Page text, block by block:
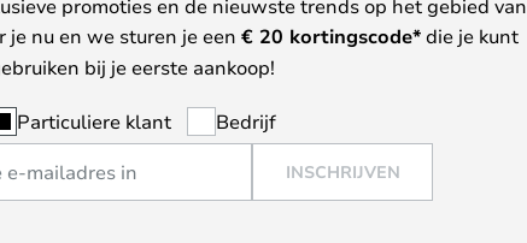
promoties en de nieuwste trends op het gebied van
nu en we sturen je een € 20 kortingscode*die je kunt
bij je eerste aankoop!
Particuliere klant Bedrijf
INSCHRIJVEN